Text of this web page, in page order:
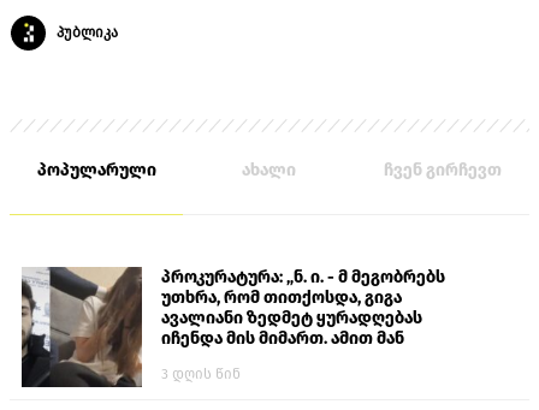
პუბლიკა
პოპულარული ახალი ჩვენ გირჩევთ
პროკურატურა: „ნ. ი. - მ მეგობრებს
უთხრა, რომ თითქოსდა, გიგა
ავალიანი ზედმეტ ყურადღებას
იჩენდა მის მიმართ. ამით მან
თავს დასხმოდა გიგა ავალიანს“
3 დღის წინ